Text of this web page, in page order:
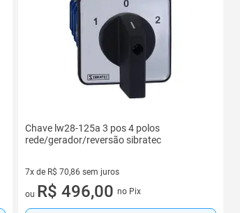
Chave lw28-125a 3 pos 4 polos
rede/gerador/reversão sibratec
7x de R$ 70,86 sem juros
7 vez de R$ 70,86 sem juros
ou R$ 496,00 no Pix